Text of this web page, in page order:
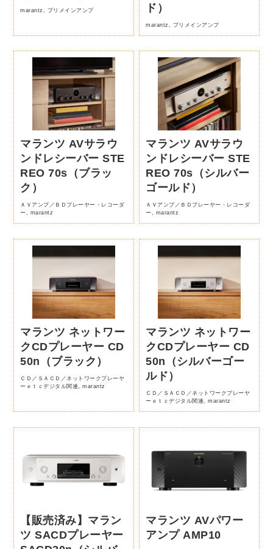
marantz プリメインアンプ
ド）
marantz プリメインアンプ
マランツ AVサラウ
ンドレシーバー STE
REO 70s（ブラッ
ク）
ＡＶアンプ／ＢＤプレーヤー・レコーダ
ー, marantz
マランツ AVサラウ
ンドレシーバー STE
REO 70s（シルバー
ゴールド）
ＡＶアンプ／ＢＤプレーヤー・レコーダ
ー, marantz
マランツ ネットワー
クCDプレーヤー CD
50n（ブラック）
ＣＤ／ＳＡＣＤ／ネットワークプレーヤ
ーｅｔｃデジタル関連,marantz
マランツ ネットワー
クCDプレーヤー CD
50n（シルバーゴー
ルド）
ＣＤ／ＳＡＣＤ／ネットワークプレーヤ
ーｅｔｃデジタル関連,marantz
【販売済み】マラン
ツ SACDプレーヤー
マランツ AVパワー
アンプ AMP10